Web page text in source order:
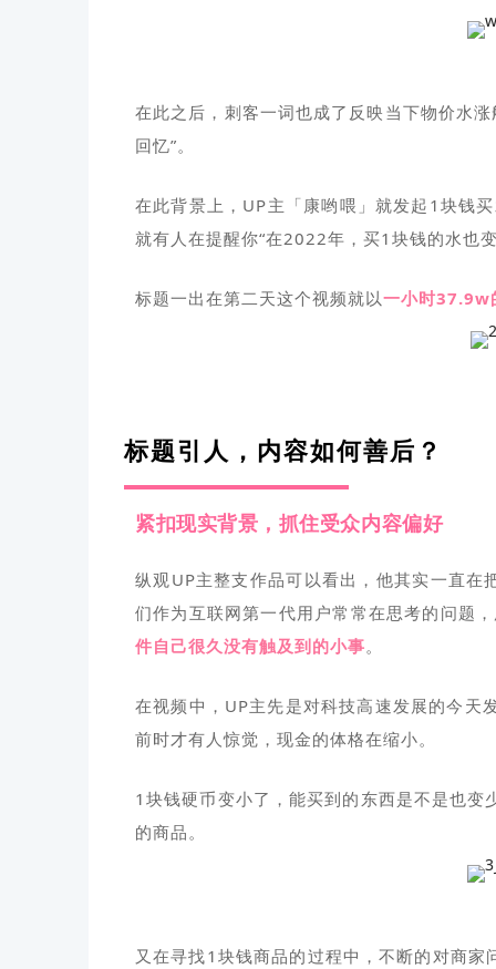
在此之后，刺客一词也成了反映当下物价水
回忆”。
在此背景上，UP主「康哟喂」就发起1块钱
就有人在提醒你“在2022年，买1块钱的水也
标题一出在第二天这个视频就以一小时37.9w
标题引人，内容如何善后？
紧扣现实背景，抓住受众内容偏好
纵观UP主整支作品可以看出，他其实一直在
们作为互联网第一代用户常常在思考的问题
件自己很久没有触及到的小事。
在视频中，UP主先是对科技高速发展的今
前时才有人惊觉，现金的体格在缩小。
1块钱硬币变小了，能买到的东西是不是也
的商品。
又在寻找1块钱商品的过程中，不断的对商